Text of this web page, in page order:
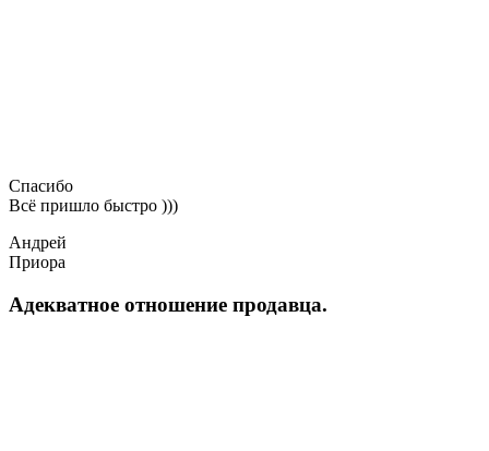
Спасибо
Всё пришло быстро )))
Андрей
Приора
Адекватное отношение продавца.